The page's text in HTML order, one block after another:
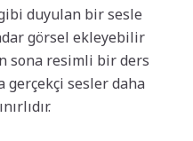
duyulan bir sesle
görsel ekleyebilir
sona resimli bir ders
gerçekçi sesler daha